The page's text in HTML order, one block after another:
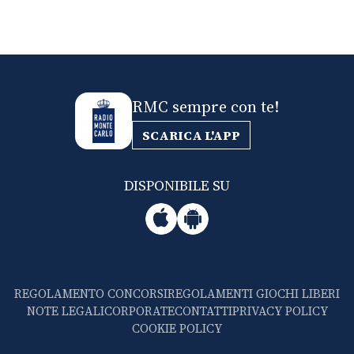
RMC sempre con te!
SCARICA L'APP
DISPONIBILE SU
REGOLAMENTO CONCORSIREGOLAMENTI GIOCHI LIBERI
NOTE LEGALICORPORATECONTATTIPRIVACY POLICY
COOKIE POLICY